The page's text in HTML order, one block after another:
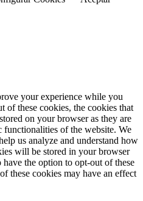
your experience while you
of these cookies, the cookies that
on your browser as they are
of the website. We
us analyze and understand how
will be stored in your browser
the option to opt-out of these
these cookies may have an effect